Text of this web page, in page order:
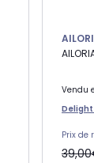
Vendu
Prix de